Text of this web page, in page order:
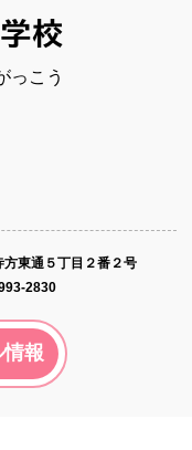
校
っこう
東通５丁目２番２号
2830
報